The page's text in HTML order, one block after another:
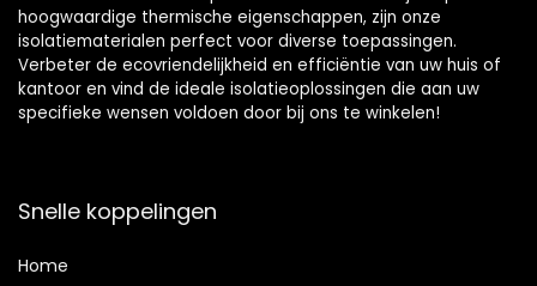
hoogwaardige thermische eigenschappen, zijn onze
isolatiematerialen perfect voor diverse toepassingen.
Verbeter de ecovriendelijkheid en efficiëntie van uw huis of
kantoor en vind de ideale isolatieoplossingen die aan uw
specifieke wensen voldoen door bij ons te winkelen!
Snelle koppelingen
Home